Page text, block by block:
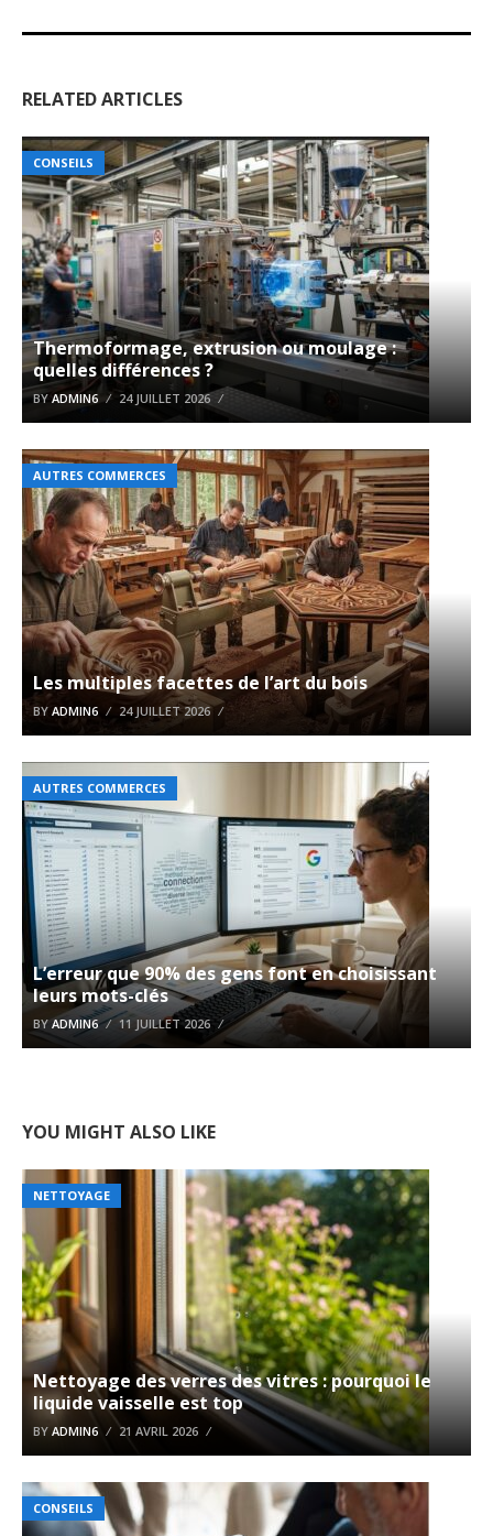
RELATED ARTICLES
CONSEILS
Thermoformage, extrusion ou moulage :
quelles différences ?
BY ADMIN6 24 JUILLET 2026
AUTRES COMMERCES
Les multiples facettes de l’art du bois
BY ADMIN6 24 JUILLET 2026
AUTRES COMMERCES
L’erreur que 90% des gens font en choisissant
leurs mots-clés
BYADMIN6 11 JUILLET 2026
YOU MIGHT ALSO LIKE
NETTOYAGE
Nettoyage des verres des vitres : pourquoi le
liquide vaisselle est top
BY ADMIN6 21 AVRIL 2026
CONSEILS